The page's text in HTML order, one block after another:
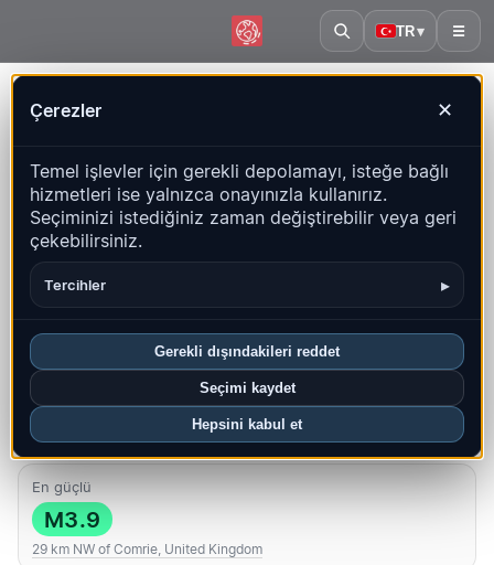
TR▾ ☰
Çerezler ✕
Temel işlevler için gerekli depolamayı, isteğe bağlı
hizmetleri ise yalnızca onayınızla kullanırız.
Seçiminizi istediğiniz zaman değiştirebilir veya geri
çekebilirsiniz.
Tercihler ▸
Gerekli dışındakileri reddet
Seçimi kaydet
Hepsini kabul et
QuakeMap24
Canlı harita, istatistikler ve son olaylar
Geçmiş haritasını aç
Genel bakış Harita Son Grafikler En iyi bölgeler SSS
Bu ayki depremler
1
En yeni UTC: 2026-08-01 10:39:47
En güçlü
M3.9
29 km NW of Comrie, United Kingdom